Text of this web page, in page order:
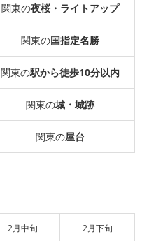
関東の夜桜・ライトアップ
関東の国指定名勝
関東の駅から徒歩10分以内
関東の城・城跡
関東の屋台
2月中旬 2月下旬